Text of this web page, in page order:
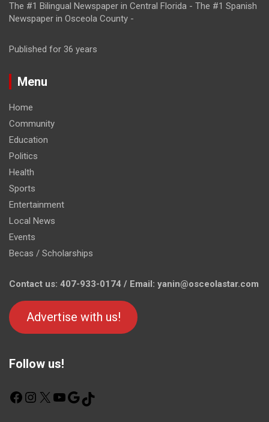
The #1 Bilingual Newspaper in Central Florida - The #1 Spanish
Newspaper in Osceola County -
Published for 36 years
Menu
Home
Community
Education
Politics
Health
Sports
Entertainment
Local News
Events
Becas / Scholarships
Contact us: 407-933-0174 / Email: yanin@osceolastar.com
Advertise with us!
Follow us!
F
X
Y
G
o